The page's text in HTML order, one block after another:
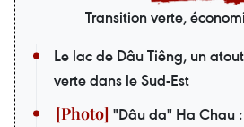
Transition verte,
Le lac de Dâu Tiêng, un
verte dans le Sud-Est
"Dâu da" Ha Chau